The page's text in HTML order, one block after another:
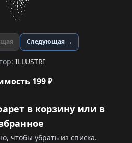
Следующая →
ILLUSTRI
199 ₽
в корзину или в
чтобы убрать из списка.